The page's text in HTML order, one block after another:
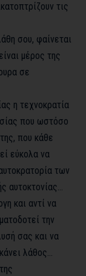
τις
σου, φαίνεται
μέρος της
σε
η τεχνοκρατία
που ωστόσο
που κάθε
εύκολα να
των
αυτοκτονίας…
και αντί να
την
σας και να
λάθος…